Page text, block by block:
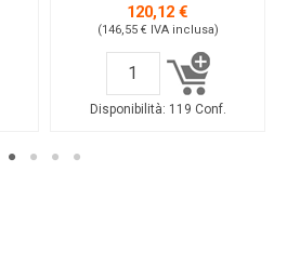
120,12 €
(146,55 € IVA inclusa)
Disponibilità: 119 Conf.